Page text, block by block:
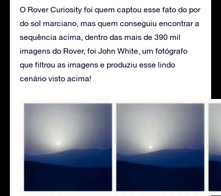
O Rover Curiosity foi quem captou esse fato do por
do sol marciano, mas quem conseguiu encontrar a
sequência acima, dentro das mais de 390 mil
imagens do Rover, foi John White, um fotógrafo
que filtrou as imagens e produziu esse lindo
cenário visto acima!